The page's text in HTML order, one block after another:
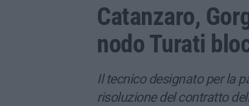
Catanzaro,
nodo Turati
Il tecnico designato per la
risoluzione del contratto